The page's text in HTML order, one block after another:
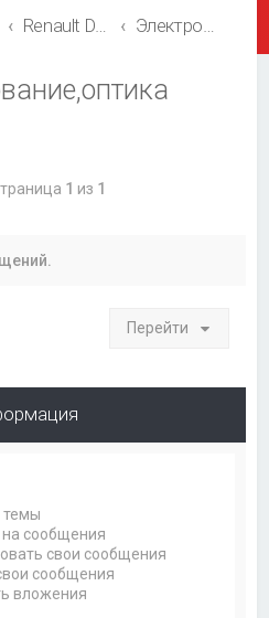
Renault Duster Электрооборудование,оптика
1 из 1
Перейти
темы
на сообщения
свои сообщения
сообщения
вложения